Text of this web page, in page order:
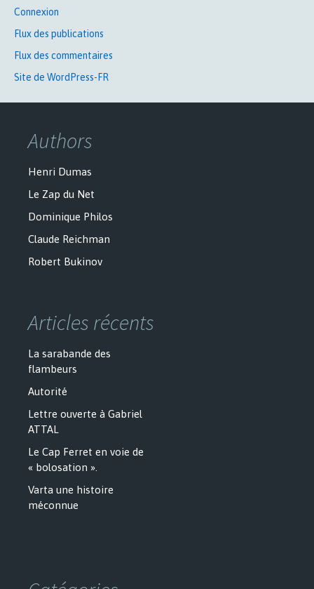
Connexion
Flux des publications
Flux des commentaires
Site de WordPress-FR
Authors
Henri Dumas
Le Zap du Net
Dominique Philos
Claude Reichman
Robert Bukinov
Articles récents
La sarabande des
flambeurs
Autorité
Lettre ouverte à Gabriel
ATTAL
Le Cap Ferret en voie de
« bolosation ».
Varta une histoire
méconnue